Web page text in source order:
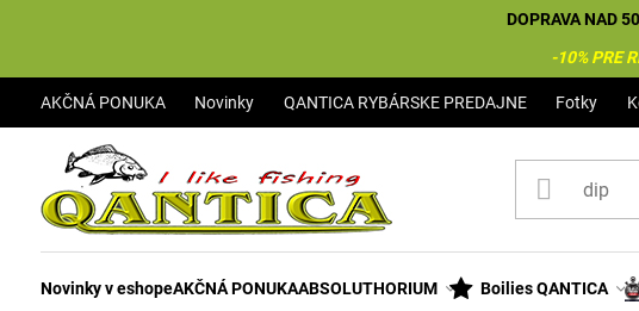
DOPRAVA NAD
-10% PRE
AKČNÁ PONUKA Novinky QANTICA RYBÁRSKE PREDAJNE Fotky
Novinky v eshopeAKČNÁ PONUKAABSOLUTHORIUM Boilies QANTICA